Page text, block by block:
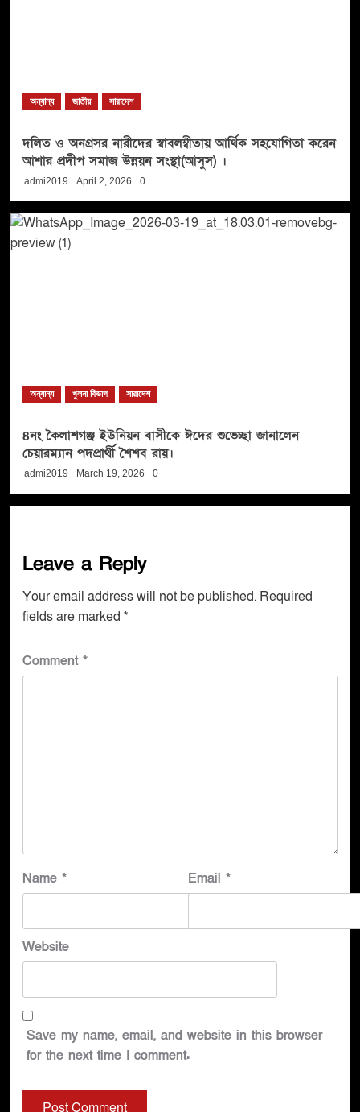
অন্যান্য জাতীয় সারাদেশ
দলিত ও অনগ্রসর নারীদের স্বাবলম্বীতায় আর্থিক সহযোগিতা করেন
আশার প্রদীপ সমাজ উন্নয়ন সংস্থা(আসুস) ।
admi2019 April 2, 2026 0
অন্যান্য খুলনা বিভাগ সারাদেশ
৪নং কৈলাশগঞ্জ ইউনিয়ন বাসীকে ঈদের শুভেচ্ছা জানালেন
চেয়ারম্যান পদপ্রার্থী শৈশব রায়।
admi2019 March 19, 2026 0
Leave a Reply
Your email address will not be published. Required
fields are marked *
Comment *
Name * Email *
Website
Save my name, email, and website in this browser
for the next time I comment.